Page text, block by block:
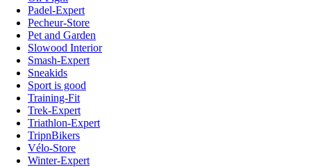
Padel-Expert
Pecheur-Store
Pet and Garden
Slowood Interior
Smash-Expert
Sneakids
Sport is good
Training-Fit
Trek-Expert
Triathlon-Expert
TripnBikers
Vélo-Store
Winter-Expert